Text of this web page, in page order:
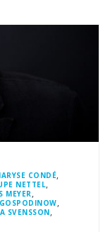
CONDÉ,
NETTEL,
MEYER,
,
SVENSSON,